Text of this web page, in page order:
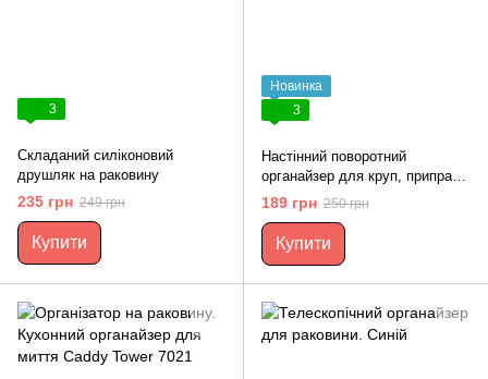
3
Складаний силіконовий
друшляк на раковину
235 грн 249 грн
Купити
Новинка
3
Настінний поворотний
органайзер для круп, приправ
та інших сипких
189 грн 250 грн
Купити